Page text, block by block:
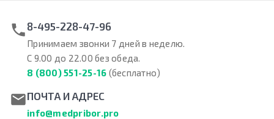
8-495-228-47-96
Принимаем звонки 7 дней в неделю.
С 9.00 до 22.00 без обеда.
8 (800) 551-25-16 (бесплатно)
ПОЧТА И АДРЕС
info@medpribor.pro